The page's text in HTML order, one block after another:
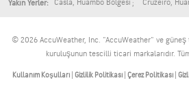
Yakın Yerler: Casla, Huambo Bölgesi Cruzeiro,
© 2026 AccuWeather, Inc. "AccuWeather" ve güneş
kuruluşunun tescilli ticari markalarıdır. Tüm
Kullanım Koşulları Gizlilik Politikası Çerez Politikası